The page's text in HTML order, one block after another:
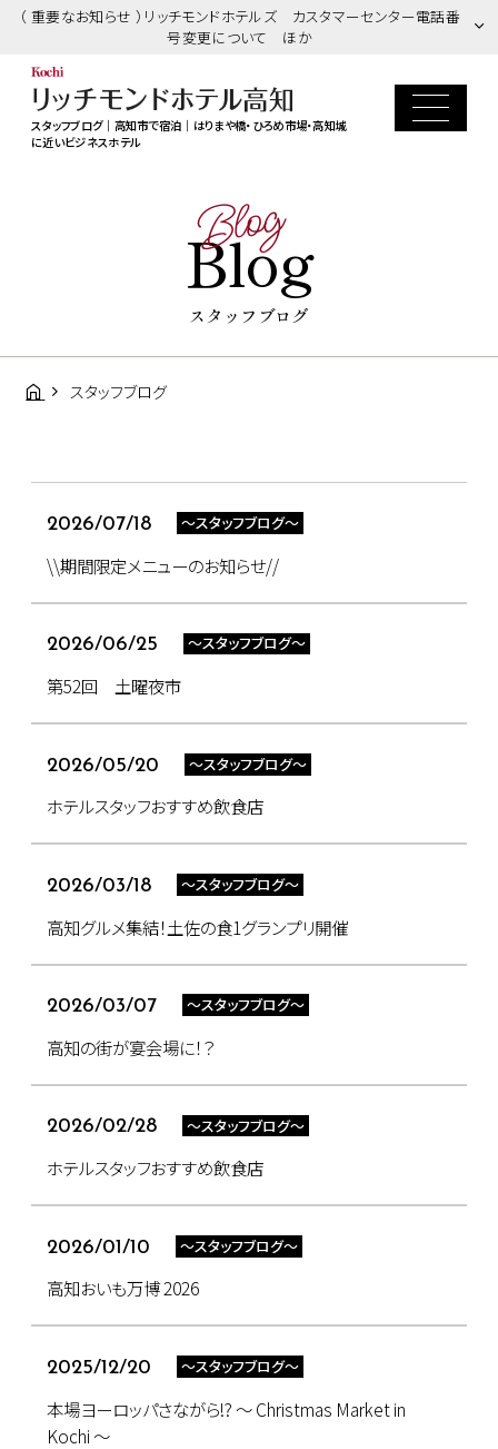
（ 重要なお知らせ ）リッチモンドホテルズ カスタマーセンター電話番
号変更について ほか
スタッフブログ｜高知市で宿泊｜はりまや橋・ひろめ市場・高知城
に近いビジネスホテル
Blog
Blog
スタッフブログ
スタッフブログ
2026/07/18 ～スタッフブログ～
\\期間限定メニューのお知らせ//
2026/06/25 ～スタッフブログ～
第52回 土曜夜市
2026/05/20 ～スタッフブログ～
ホテルスタッフおすすめ飲食店
2026/03/18 ～スタッフブログ～
高知グルメ集結！土佐の食1グランプリ開催
2026/03/07 ～スタッフブログ～
高知の街が宴会場に！？
2026/02/28 ～スタッフブログ～
ホテルスタッフおすすめ飲食店
2026/01/10 ～スタッフブログ～
高知おいも万博 2026
2025/12/20 ～スタッフブログ～
本場ヨーロッパさながら!? ～ Christmas Market in
Kochi ～